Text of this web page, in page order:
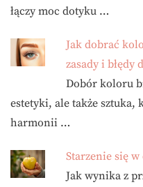
łączy moc dotyku …
Jak dobrać
zasady i błędy
Dobór koloru
estetyki, ale także sztuka,
harmonii …
Starzenie się
Jak wynika z